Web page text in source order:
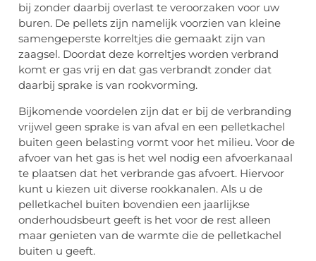
bij zonder daarbij overlast te veroorzaken voor uw
buren. De pellets zijn namelijk voorzien van kleine
samengeperste korreltjes die gemaakt zijn van
zaagsel. Doordat deze korreltjes worden verbrand
komt er gas vrij en dat gas verbrandt zonder dat
daarbij sprake is van rookvorming.
Bijkomende voordelen zijn dat er bij de verbranding
vrijwel geen sprake is van afval en een pelletkachel
buiten geen belasting vormt voor het milieu. Voor de
afvoer van het gas is het wel nodig een afvoerkanaal
te plaatsen dat het verbrande gas afvoert. Hiervoor
kunt u kiezen uit diverse rookkanalen. Als u de
pelletkachel buiten bovendien een jaarlijkse
onderhoudsbeurt geeft is het voor de rest alleen
maar genieten van de warmte die de pelletkachel
buiten u geeft.